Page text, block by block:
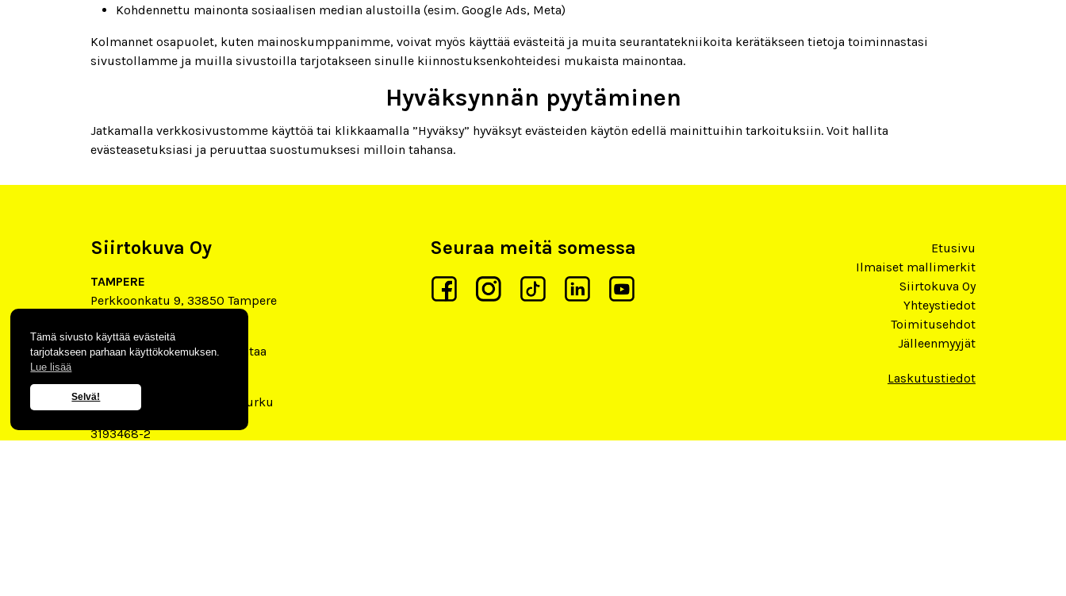
Tämä sivusto käyttää evästeitä
tarjotakseen parhaan käyttökokemuksen.
Lue lisää
Selvä!
Kohdennettu mainonta sosiaalisen median alustoilla (esim. Google Ads, Meta)
Kolmannet osapuolet, kuten mainoskumppanimme, voivat myös käyttää evästeitä ja muita seurantatekniikoita kerätäkseen tietoja toiminnastasi
sivustollamme ja muilla sivustoilla tarjotakseen sinulle kiinnostuksenkohteidesi mukaista mainontaa.
Hyväksynnän pyytäminen
Jatkamalla verkkosivustomme käyttöä tai klikkaamalla ”Hyväksy” hyväksyt evästeiden käytön edellä mainittuihin tarkoituksiin. Voit hallita
evästeasetuksiasi ja peruuttaa suostumuksesi milloin tahansa.
Siirtokuva Oy
TAMPERE
Perkkoonkatu 9, 33850 Tampere
VANTAA
Mestarintie 1 B11, 01730 Vantaa
Turku
Gotlanninkatu 2 X, 20240 Turku
3193468-2
Seuraa meitä somessa
Etusivu
Ilmaiset mallimerkit
Siirtokuva Oy
Yhteystiedot
Toimitusehdot
Jälleenmyyjät
Laskutustiedot